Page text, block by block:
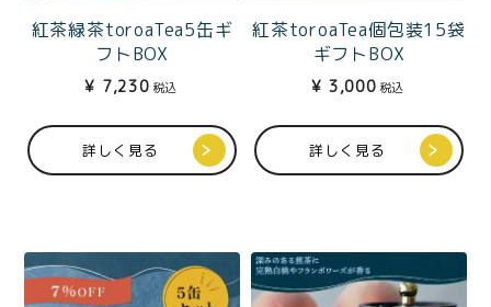
ご利用ガイド
プライバシーポリシー
紅茶緑茶toroaTea5缶ギ
フトBOX
¥ 7,230 税込
詳しく見る
紅茶toroaTea個包装15袋
ギフトBOX
¥ 3,000 税込
詳しく見る